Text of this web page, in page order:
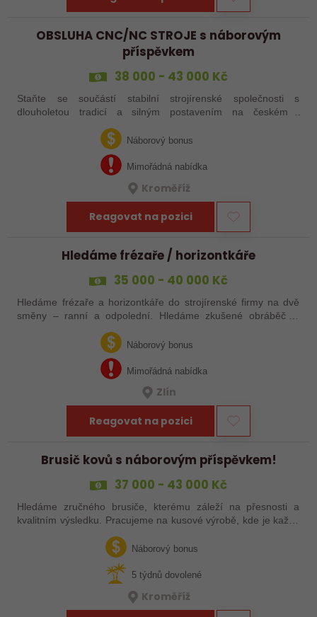
OBSLUHA CNC/NC STROJE s náborovým
příspěvkem
38 000 - 43 000 Kč
Staňte se součástí stabilní strojírenské společnosti s
dlouholetou tradicí a silným postavením na českém i
aktuálně obsazujeme více typů…
Náborový bonus
Mimořádná nabídka
Kroměříž
Reagovat na pozici
Hledáme frézaře / horizontkáře
35 000 - 40 000 Kč
Hledáme frézaře a horizontkáře do strojírenské firmy na dvě
směny – ranní a odpolední. Hledáme zkušené obráběče i
šikovné nováčky, kteří chtějí dělat poctivé řemeslo na
zajímavých zakázkách. Zašlete…
Náborový bonus
Mimořádná nabídka
Zlín
Reagovat na pozici
Brusič kovů s náborovým příspěvkem!
37 000 - 43 000 Kč
Hledáme zručného brusiče, kterému záleží na přesnosti a
kvalitním výsledku. Pracujeme na kusové výrobě, kde je každý
plocho nebo kulato – nebo…Náborový bonus
5 týdnů dovolené
Kroměříž